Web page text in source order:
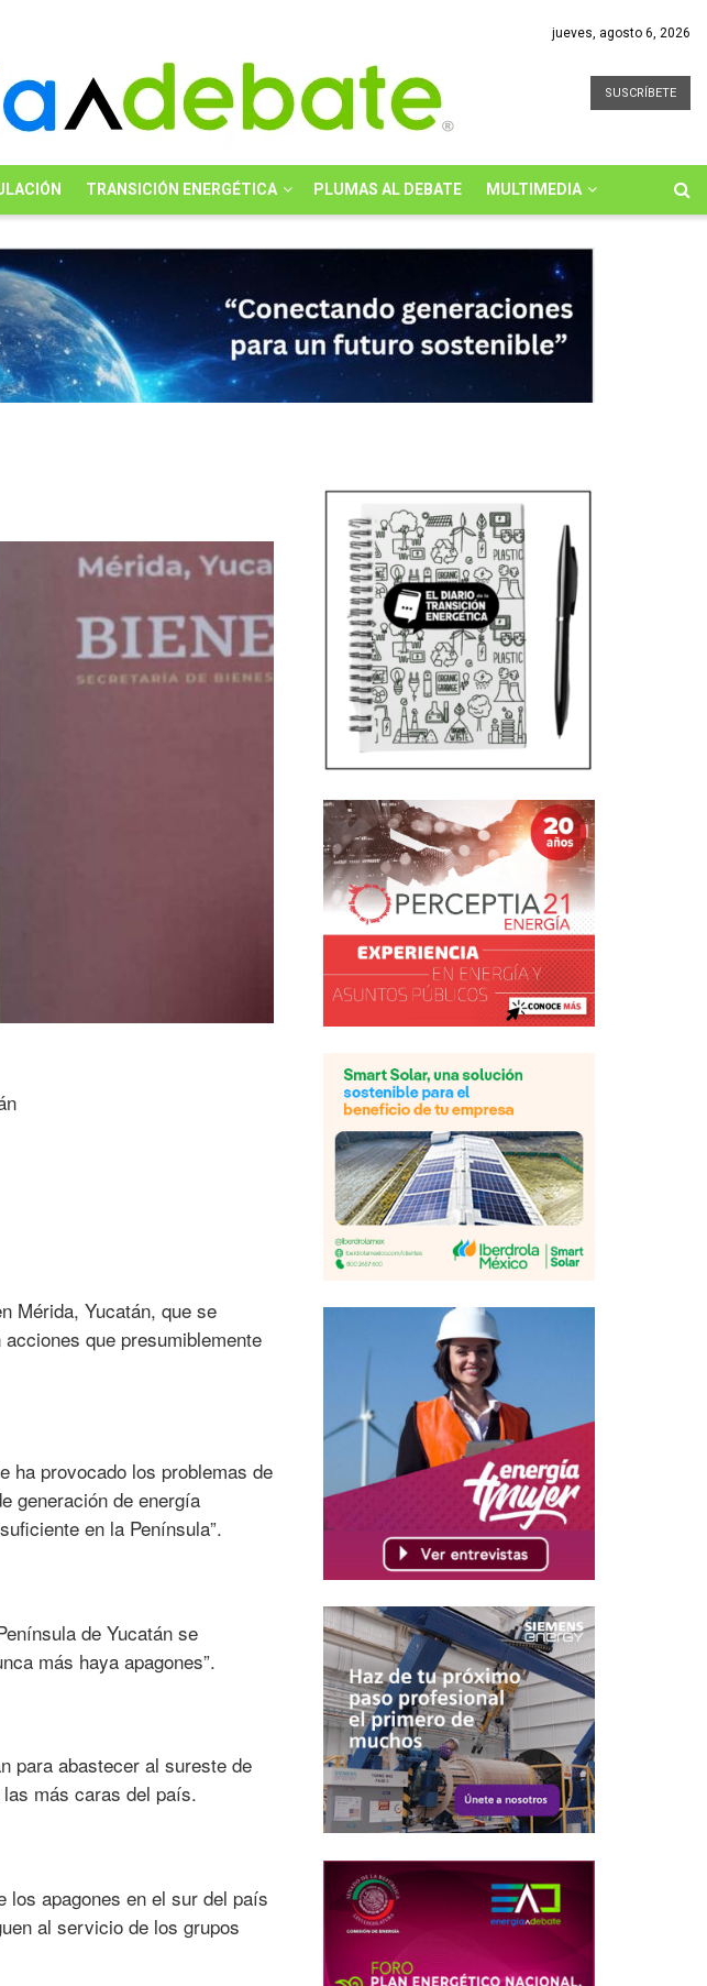
jueves, agosto 6, 2026
SUSCRÍBETE
TRANSICIÓN ENERGÉTICA PLUMAS AL DEBATE MULTIMEDIA
Mérida, Yucatán, que se
que presumiblemente
ha provocado los problemas de
generación de energía
en la Península”.
de Yucatán se
más haya apagones”.
para abastecer al sureste de
más caras del país.
los apagones en el sur del país
al servicio de los grupos